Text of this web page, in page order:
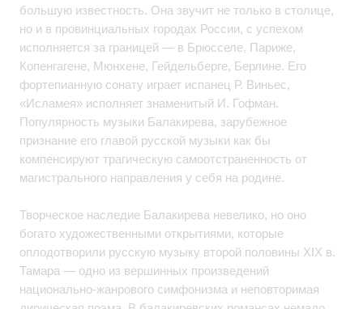
большую известность. Она звучит не только в столице,
но и в провинциальных городах России, с успехом
исполняется за границей — в Брюсселе, Париже,
Копенгагене, Мюнхене, Гейдельберге, Берлине. Его
фортепианную сонату играет испанец Р. Виньес,
«Исламея» исполняет знаменитый И. Гофман.
Популярность музыки Балакирева, зарубежное
признание его главой русской музыки как бы
компенсируют трагическую самоотстраненность от
магистрального направления у себя на родине.
Творческое наследие Балакирева невелико, но оно
богато художественными открытиями, которые
оплодотворили русскую музыку второй половины XIX в.
Тамара — одно из вершинных произведений
национально-жанрового симфонизма и неповторимая